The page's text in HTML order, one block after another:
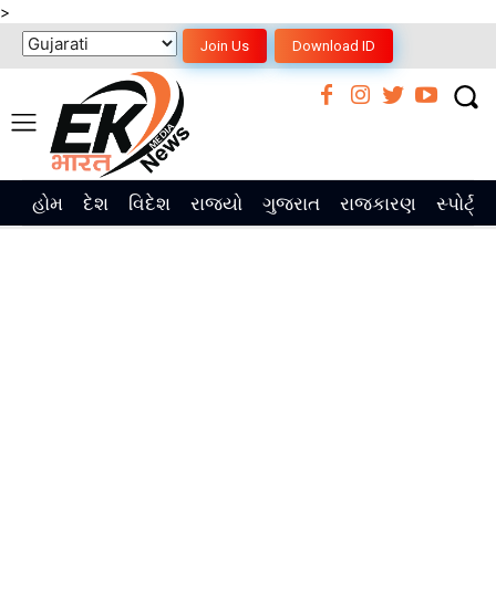
>
Join Us Download ID
હોમ દેશ વિદેશ રાજ્યો ગુજરાત રાજકારણ સ્પોર્ટ્સ